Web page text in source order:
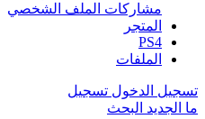
مشاركات الملف الشخصي
المتجر
PS4
الملفات
تسجيل الدخول تسجيل
ما الجديد البحث